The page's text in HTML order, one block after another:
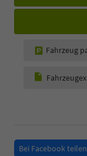
Fahrzeug
Bei Facebook teilen